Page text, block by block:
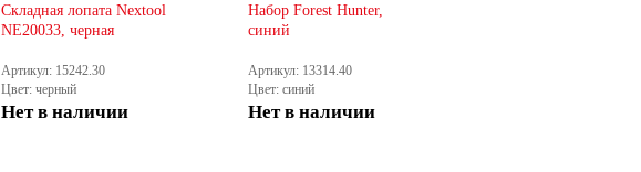
Складная лопата Nextool
NE20033, черная
Артикул: 15242.30
Цвет: черный
Нет в наличии
Набор Forest Hunter,
синий
Артикул: 13314.40
Цвет: синий
Нет в наличии